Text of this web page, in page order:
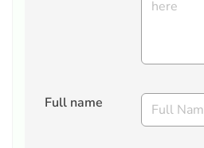
Full name